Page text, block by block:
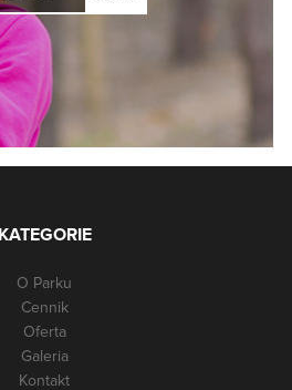
KATEGORIE
O Parku
Cennik
Oferta
Galeria
Kontakt